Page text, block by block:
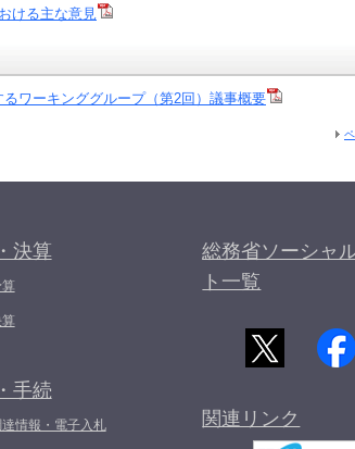
ける主な意見
ワーキンググループ（第2回）議事概要
決算
手続
情報・電子入札
総務省ソーシャ
ト一覧
関連リンク